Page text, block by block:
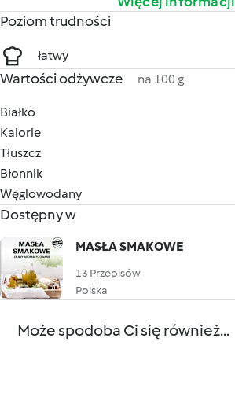
Poziom trudności
łatwy
Wartości odżywcze na 100 g
Białko
Kalorie
Tłuszcz
Błonnik
Węglowodany
Dostępny w
MASŁA SMAKOWE
13 Przepisów
Polska
Może spodoba Ci się również...